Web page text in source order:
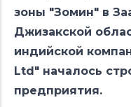
зоны "Зомин" в
Джизакской
индийской
Ltd" началось
предприятия.